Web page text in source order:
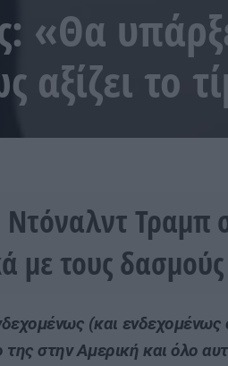
«Θα
το
Τραμπ
με τους δασμούς
(και
στην Αμερική και όλο